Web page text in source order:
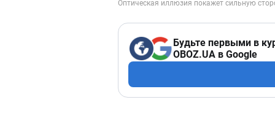
Будьте первыми в
OBOZ.UA в Google